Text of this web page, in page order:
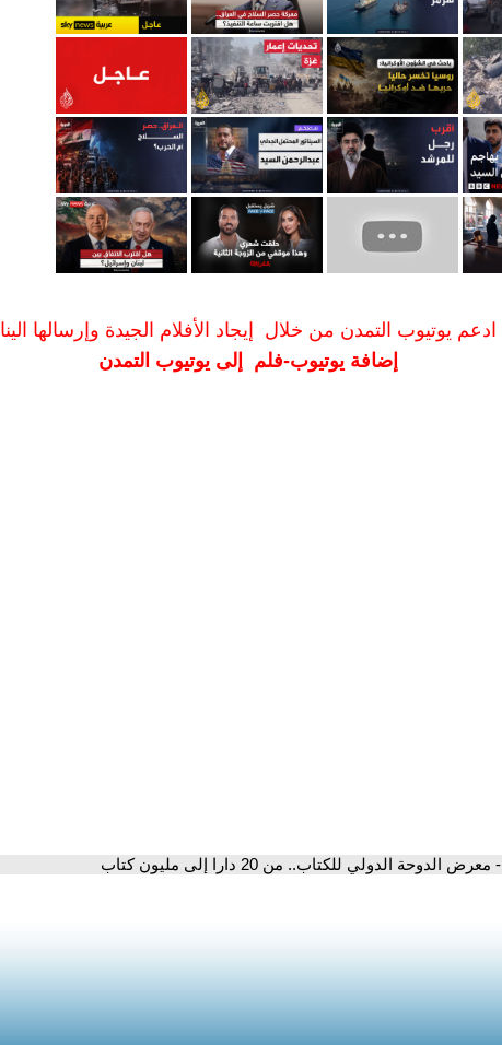
ادعم يوتيوب التمدن من خلال إيجاد الأفلام الجيدة وإرسالها الينا
إضافة يوتيوب-فلم إلى يوتيوب التمدن
- معرض الدوحة الدولي للكتاب.. من 20 دارا إلى مليون كتاب